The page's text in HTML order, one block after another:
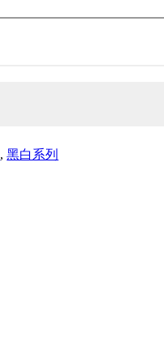
,黑白系列